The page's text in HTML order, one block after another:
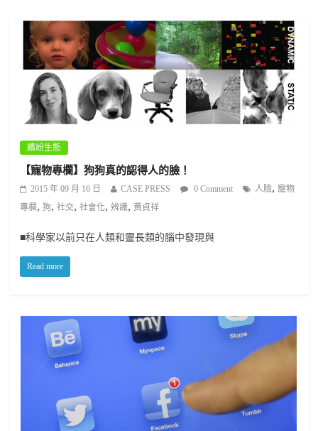
繽紛生態
【寵物專欄】狗狗真的認得人的臉！
2015 年 09 月 16 日 CASE PRESS 0 Comment 人臉,寵物
專欄 ,狗,社交,社會化,辨識,黃貞祥
■科學家以前只在人類和靈長類的腦中發現與
Read more